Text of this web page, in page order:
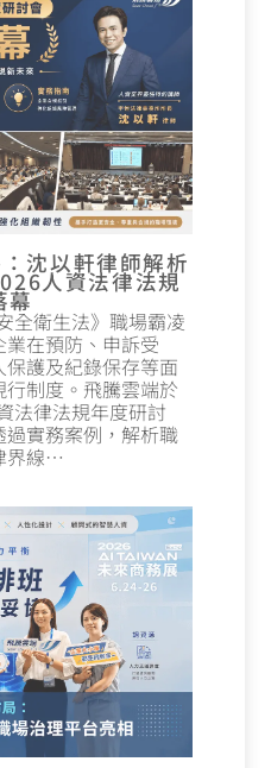
沈以軒律師解析
人資法律法規
幕
全衛生法》職場霸凌
在預防、申訴受
護及紀錄保存等面
制度。飛騰雲端於
法律法規年度研討
實務案例，解析職
界線…